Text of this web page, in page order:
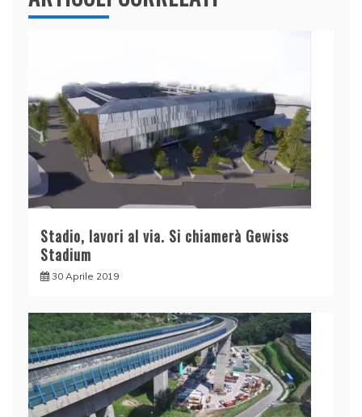
Stadio, lavori al via. Si chiamerà Gewiss
Stadium
30 Aprile 2019